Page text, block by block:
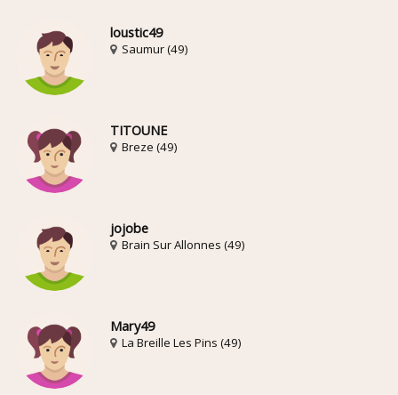
loustic49
Saumur (49)
TITOUNE
Breze (49)
jojobe
Brain Sur Allonnes (49)
Mary49
La Breille Les Pins (49)